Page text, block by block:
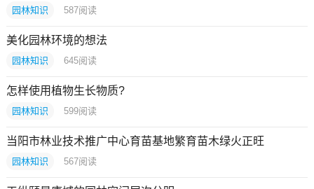
园林知识 587阅读
美化园林环境的想法
园林知识 645阅读
怎样使用植物生长物质?
园林知识 599阅读
当阳市林业技术推广中心育苗基地繁育苗木绿火正旺
园林知识 567阅读